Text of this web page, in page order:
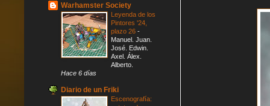
Warhamster Society
Leyenda de los
Pintores '24,
plazo 26 -
Manuel. Juan.
José. Edwin.
Axel. Álex.
Alberto.
Hace 6 días
Diario de un Friki
Escenografía: